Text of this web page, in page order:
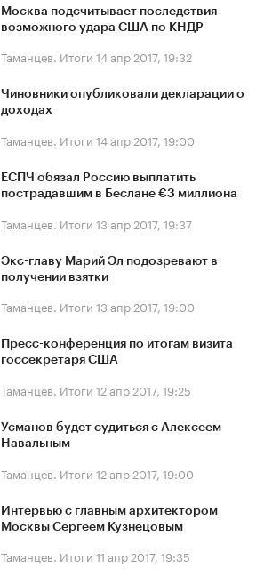
Москва подсчитывает последствия
возможного удара США по КНДР
Таманцев. Итоги 14 апр 2017, 19:32
Чиновники опубликовали декларации о
доходах
Таманцев. Итоги 14 апр 2017, 19:00
ЕСПЧ обязал Россию выплатить
пострадавшим в Беслане €3 миллиона
Таманцев. Итоги 13 апр 2017, 19:37
Экс-главу Марий Эл подозревают в
получении взятки
Таманцев. Итоги 13 апр 2017, 19:00
Пресс-конференция по итогам визита
госсекретаря США
Таманцев. Итоги 12 апр 2017, 19:25
Усманов будет судиться с Алексеем
Навальным
Таманцев. Итоги 12 апр 2017, 19:00
Интервью с главным архитектором
Москвы Сергеем Кузнецовым
Таманцев. Итоги 11 апр 2017, 19:35